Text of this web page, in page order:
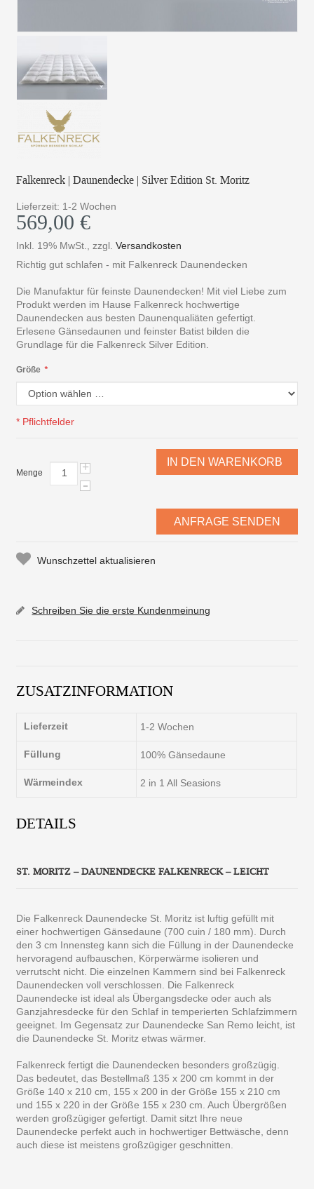
Falkenreck | Daunendecke | Silver Edition St. Moritz
Lieferzeit: 1-2 Wochen
569,00 €
Inkl. 19% MwSt. ,zzgl.Versandkosten
Richtig gut schlafen - mit Falkenreck Daunendecken
Die Manufaktur für feinste Daunendecken! Mit viel Liebe zum
Produkt werden im Hause Falkenreck hochwertige
Daunendecken aus besten Daunenqualiäten gefertigt.
Erlesene Gänsedaunen und feinster Batist bilden die
Grundlage für die Falkenreck Silver Edition.
*
Größe
* Pflichtfelder
Menge +
-
IN DEN WARENKORB
ANFRAGE SENDEN
Wunschzettel aktualisieren
Schreiben Sie die erste Kundenmeinung
ZUSATZINFORMATION
Lieferzeit 1-2 Wochen
Füllung 100% Gänsedaune
Wärmeindex 2 in 1 All Seasions
DETAILS
ST. MORITZ – DAUNENDECKE FALKENRECK – LEICHT
Die Falkenreck Daunendecke St. Moritz ist luftig gefüllt mit
einer hochwertigen Gänsedaune (700 cuin / 180 mm). Durch
den 3 cm Innensteg kann sich die Füllung in der Daunendecke
hervoragend aufbauschen, Körperwärme isolieren und
verrutscht nicht. Die einzelnen Kammern sind bei Falkenreck
Daunendecken voll verschlossen. Die Falkenreck
Daunendecke ist ideal als Übergangsdecke oder auch als
Ganzjahresdecke für den Schlaf in temperierten Schlafzimmern
geeignet. Im Gegensatz zur Daunendecke San Remo leicht, ist
die Daunendecke St. Moritz etwas wärmer.
Falkenreck fertigt die Daunendecken besonders großzügig.
Das bedeutet, das Bestellmaß 135 x 200 cm kommt in der
Größe 140 x 210 cm, 155 x 200 in der Größe 155 x 210 cm
und 155 x 220 in der Größe 155 x 230 cm. Auch Übergrößen
werden großzügiger gefertigt. Damit sitzt Ihre neue
Daunendecke perfekt auch in hochwertiger Bettwäsche, denn
auch diese ist meistens großzügiger geschnitten.